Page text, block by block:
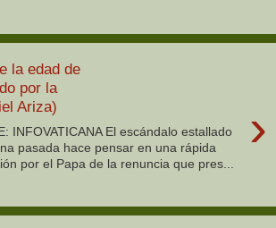
la edad de
por la
Ariza)
›
INFOVATICANA El escándalo estallado
pasada hace pensar en una rápida
por el Papa de la renuncia que pres...